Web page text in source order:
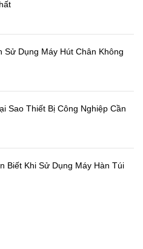
Sử Dụng Máy Hút Chân Không
Sao Thiết Bị Công Nghiệp Cần
Biết Khi Sử Dụng Máy Hàn Túi